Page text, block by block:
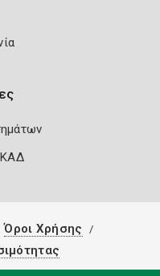
ΚΑΔ
Όροι Χρήσης